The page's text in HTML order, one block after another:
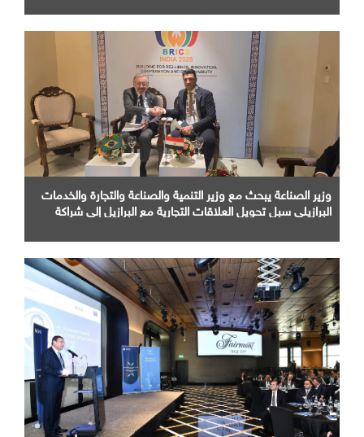
وزير الصناعة يبحث مع وزير التنمية والصناعة والتجارة والخدمات
البرازيلي سبل تحويل العلاقات التجارية مع البرازيل إلى شراكة